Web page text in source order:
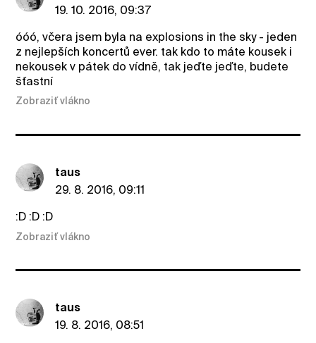
19. 10. 2016, 09:37
óóó, včera jsem byla na explosions in the sky - jeden
z nejlepších koncertů ever. tak kdo to máte kousek i
nekousek v pátek do vídně, tak jeďte jeďte, budete
šťastní
Zobraziť vlákno
taus
29. 8. 2016, 09:11
:D :D :D
Zobraziť vlákno
taus
19. 8. 2016, 08:51